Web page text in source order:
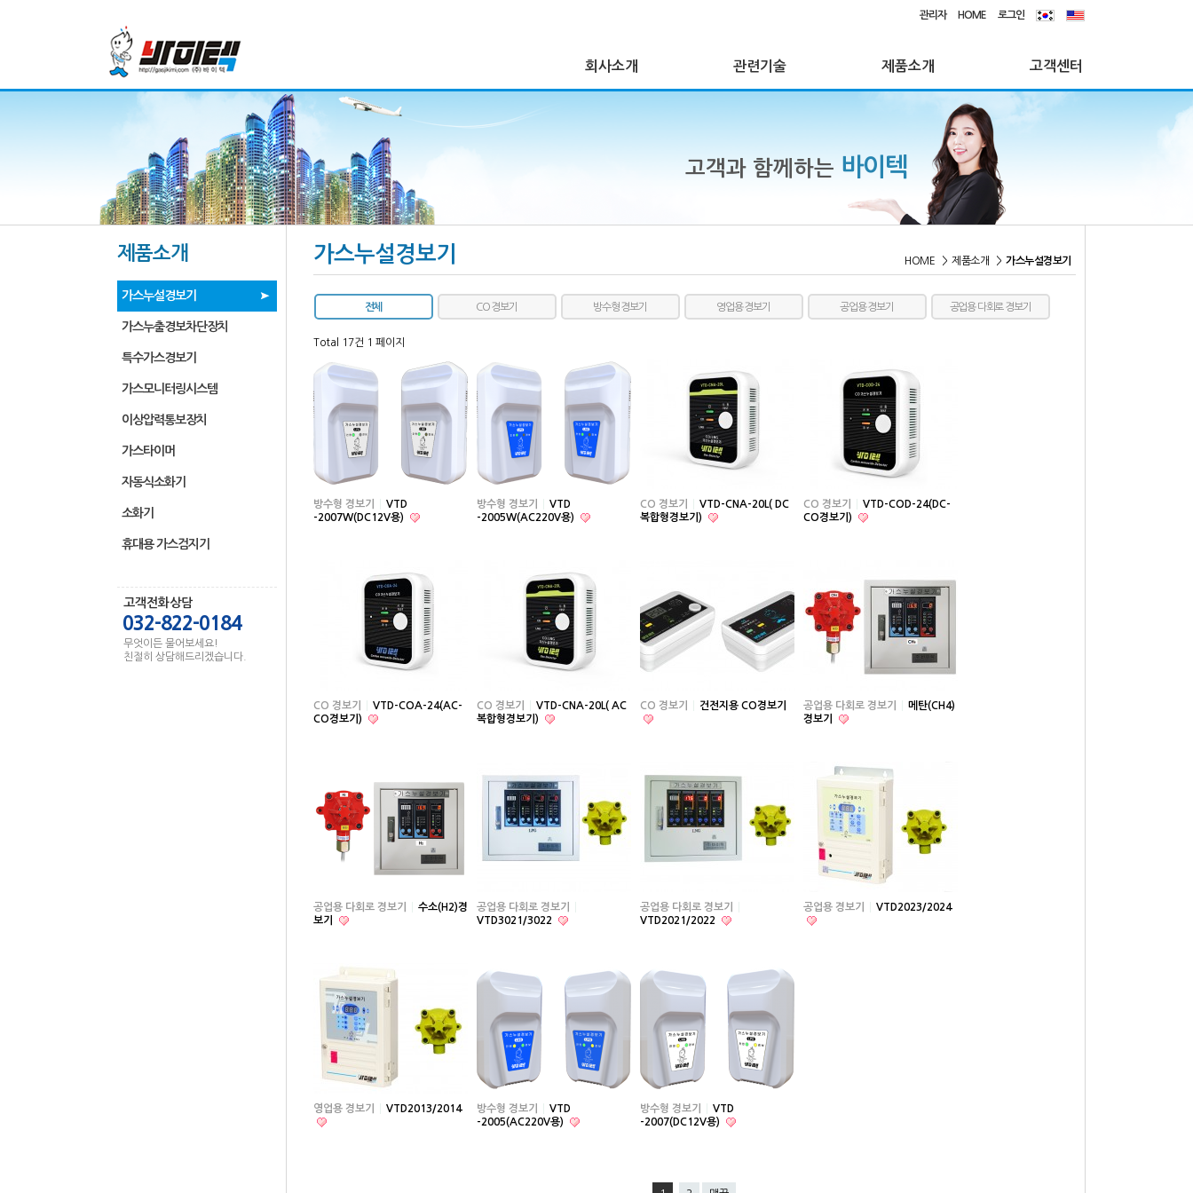
회사소개 관련기술 제품소개 고객센터
관리자 HOME 로그인
고객과 함께하는 바이텍
제품소개
가스누설경보기
가스누출경보차단장치
특수가스경보기
가스모니터링시스템
이상압력통보장치
가스타이머
자동식소화기
소화기
휴대용 가스검지기
고객전화상담
032-822-0184
무엇이든 물어보세요!
친절히 상담해드리겠습니다.
HOME > 제품소개 > 가스누설경보기
가스누설경보기
전체 CO 경보기 방수형 경보기 영업용 경보기 공업용 경보기 공업용 다회로 경보기
Total 17건 1 페이지
방수형 경보기
VTD
-2007W(DC12V용)
방수형 경보기
VTD
-2005W(AC220V용)
CO 경보기
VTD-CNA-20L( DC
복합형경보기)
CO 경보기
VTD-COD-24(DC-
CO경보기)
CO 경보기
VTD-COA-24(AC-
CO경보기)
CO 경보기
VTD-CNA-20L( AC
복합형경보기)
CO 경보기 건전지용 CO경보기 공업용 다회로 경보기
메탄(CH4)
경보기
공업용 다회로 경보기
수소(H2)경
보기
공업용 다회로 경보기
VTD3021/3022
공업용 다회로 경보기
VTD2021/2022
공업용 경보기 VTD2023/2024
영업용 경보기 VTD2013/2014 방수형 경보기
VTD
-2005(AC220V용)
방수형 경보기
VTD
-2007(DC12V용)